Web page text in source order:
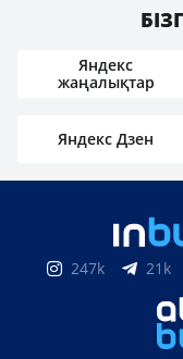
Яндекс
жаңалықтар
Яндекс Дзен
247k 21k